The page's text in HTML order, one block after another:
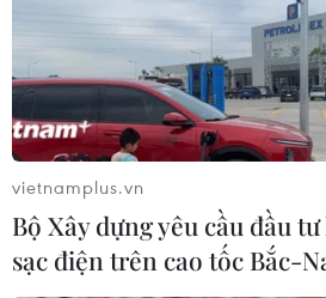
Thiếu lái xe container
hàng hóa nông sản phía
11/09/2021 08:58
Nhiều địa phương phía Nam đang
16 để phòng, chống dịch COVID-
tắc nghẽn lưu thông hàng hóa
vietnamplus.vn
Bộ Xây dựng yêu cầu đầu
sạc điện trên cao tốc Bắc-